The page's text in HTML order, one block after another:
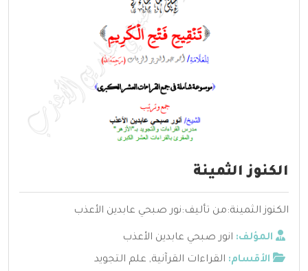
الكنوز الثمينة
الكنوز الثمينة:من تأليف:نور صبحي عابدين الأعذب
المؤلف: انور صبحي عابدين الأعذب
الأقسام: القراءات القرآنية, علم التجويد